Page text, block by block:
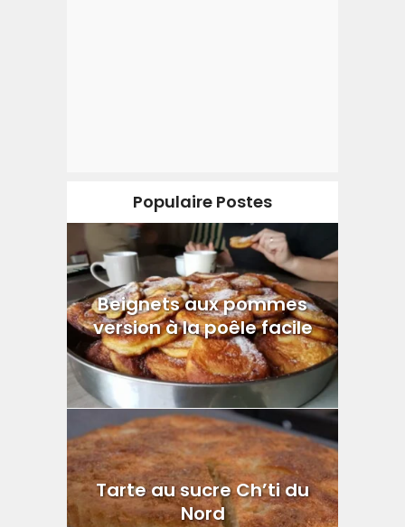
Populaire Postes
Beignets aux pommes
version à la poêle facile
Tarte au sucre Ch’ti du
Nord